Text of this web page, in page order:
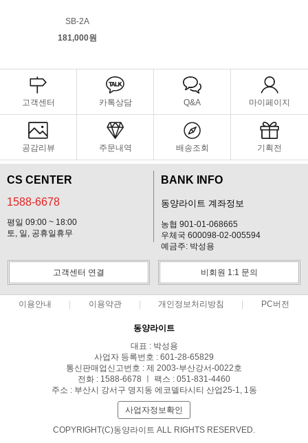
SB-2A
181,000원
고객센터 카톡상담 Q&A 마이페이지
공감리뷰 주문내역 배송조회 기획전
CS CENTER
1588-6678
평일 09:00 ~ 18:00
토, 일, 공휴일휴무
BANK INFO
동양라이트 계좌정보
농협 901-01-068665
우체국 600098-02-005594
예금주: 박성용
고객센터 연결 비회원 1:1 문의
이용안내 이용약관 개인정보처리방침 PC버전
동양라이트
대표 : 박성용
사업자 등록번호 : 601-28-65829
통신판매업신고번호 : 제 2003-부산강서-0022호
전화 : 1588-6678 ㅣ 팩스 : 051-831-4460
주소 : 부산시 강서구 명지동 에코델타시티 산업25-1, 1동
사업자정보확인
COPYRIGHT(C)동양라이트 ALL RIGHTS RESERVED.